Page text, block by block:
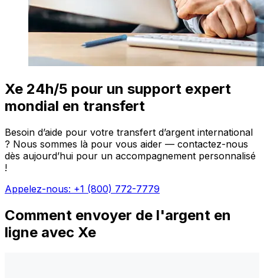
Xe 24h/5 pour un support expert
mondial en transfert
Besoin d’aide pour votre transfert d’argent international
? Nous sommes là pour vous aider — contactez-nous
dès aujourd’hui pour un accompagnement personnalisé
!
Appelez-nous: +1 (800) 772-7779
Comment envoyer de l'argent en
ligne avec Xe